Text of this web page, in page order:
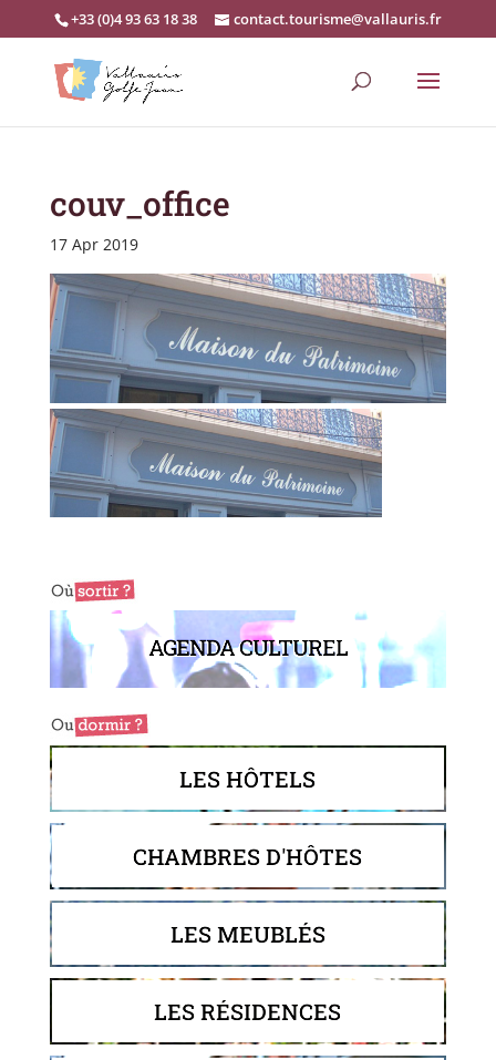
+33 (0)4 93 63 18 38 contact.tourisme@vallauris.fr
couv_office
17 Apr 2019
AGENDA CULTUREL
LES HÔTELS
CHAMBRES D'HÔTES
LES MEUBLÉS
LES RÉSIDENCES